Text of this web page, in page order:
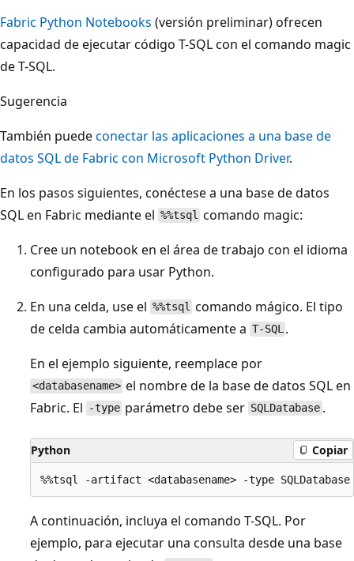
Fabric Python Notebooks (versión preliminar) ofrecen
capacidad de ejecutar código T-SQL con el comando magic
de T-SQL.
Sugerencia
También puedeconectar las aplicaciones a una base de
datos SQL de Fabric con Microsoft Python Driver.
En los pasos siguientes, conéctese a una base de datos
SQL en Fabric mediante el %%tsql comando magic:
Cree un notebook en el área de trabajo con el idioma
configurado para usar Python.
En una celda, use el %%tsql comando mágico. El tipo
de celda cambia automáticamente a T-SQL .
En el ejemplo siguiente, reemplace por
<databasename> el nombre de la base de datos SQL en
Fabric. El
-type parámetro debe ser SQLDatabase .
Python Copiar
A continuación, incluya el comando T-SQL. Por
ejemplo, para ejecutar una consulta desde una base